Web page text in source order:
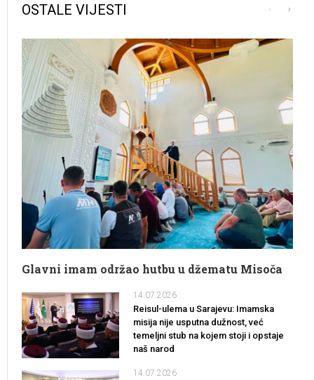
OSTALE VIJESTI
Glavni imam održao hutbu u džematu Misoča
14.07.2026
Reisul-ulema u Sarajevu: Imamska
misija nije usputna dužnost, već
temeljni stub na kojem stoji i opstaje
naš narod
14.07.2026